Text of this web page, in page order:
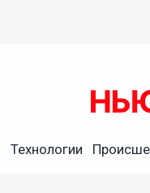
Технологии